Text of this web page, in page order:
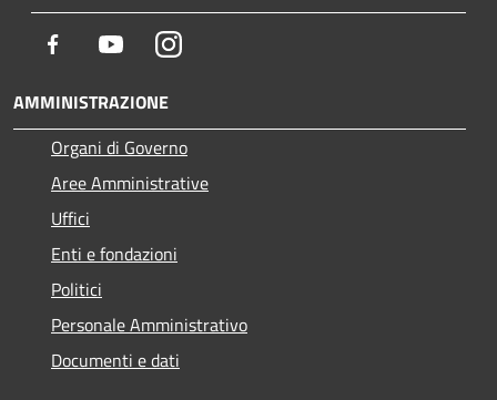
Facebook YoutubeInstagram
AMMINISTRAZIONE
Organi di Governo
Aree Amministrative
Uffici
Enti e fondazioni
Politici
Personale Amministrativo
Documenti e dati